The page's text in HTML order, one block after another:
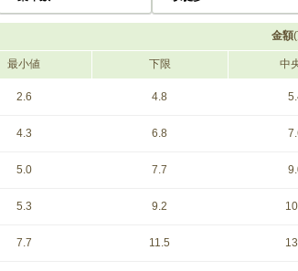
金額
最小値 下限 中
2.6 4.8
4.3 6.8
5.0 7.7
5.3 9.2
7.7 11.5